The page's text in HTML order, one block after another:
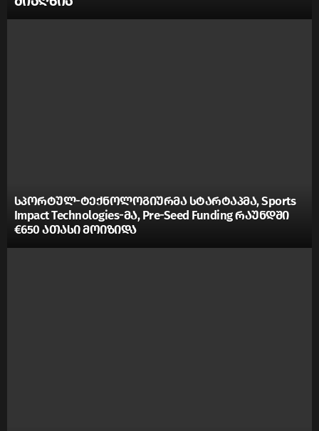
სპორტულ-ტექნოლოგიურმა სტარტაპმა, Sports
Impact Technologies-მა, Pre-Seed Funding რაუნდში
€650 ათასი მოიზიდა